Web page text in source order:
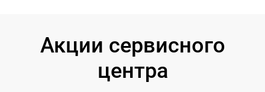
Акции сервисного
центра